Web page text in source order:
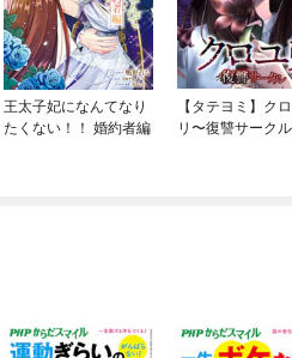
王太子妃になんてなり
たくない！！ 婚約者編
【タテヨミ】ク
リ〜復讐サーク